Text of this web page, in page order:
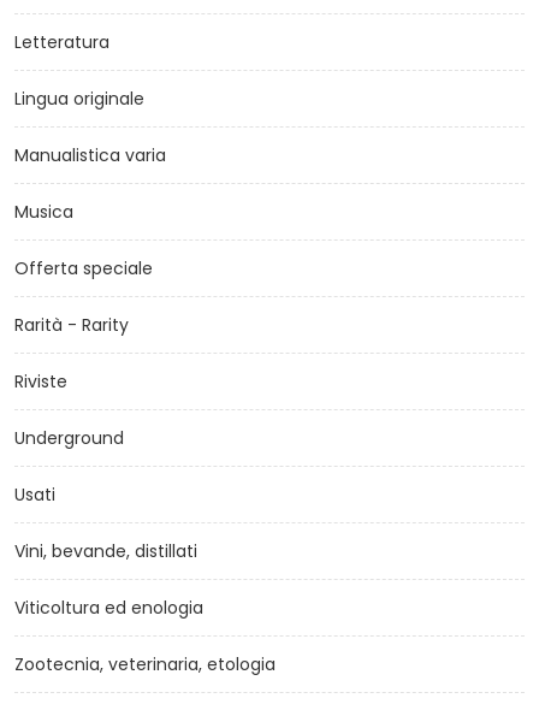
Letteratura
Lingua originale
Manualistica varia
Musica
Offerta speciale
Rarità - Rarity
Riviste
Underground
Usati
Vini, bevande, distillati
Viticoltura ed enologia
Zootecnia, veterinaria, etologia